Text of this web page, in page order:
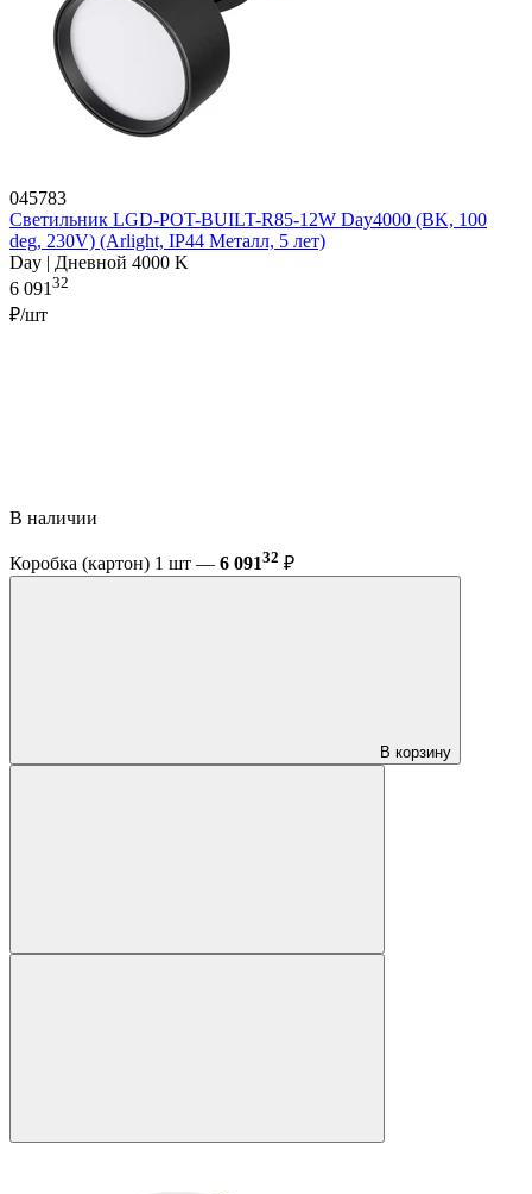
045783
Светильник LGD-POT-BUILT-R85-12W Day4000 (BK, 100
deg, 230V) (Arlight, IP44 Металл, 5 лет)
Day | Дневной 4000 K
6 09132
₽/шт
В наличии
Коробка (картон) 1 шт — 6 09132 ₽
В корзину